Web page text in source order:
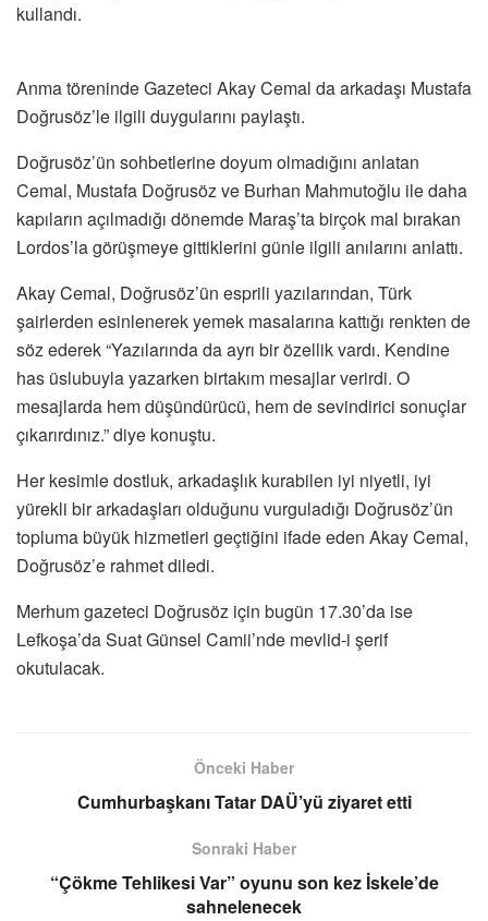
kullandı.
Anma töreninde Gazeteci Akay Cemal da arkadaşı Mustafa
Doğrusöz’le ilgili duygularını paylaştı.
Doğrusöz’ün sohbetlerine doyum olmadığını anlatan
Cemal, Mustafa Doğrusöz ve Burhan Mahmutoğlu ile daha
kapıların açılmadığı dönemde Maraş’ta birçok mal bırakan
Lordos’la görüşmeye gittiklerini günle ilgili anılarını anlattı.
Akay Cemal, Doğrusöz’ün esprili yazılarından, Türk
şairlerden esinlenerek yemek masalarına kattığı renkten de
söz ederek “Yazılarında da ayrı bir özellik vardı. Kendine
has üslubuyla yazarken birtakım mesajlar verirdi. O
mesajlarda hem düşündürücü, hem de sevindirici sonuçlar
çıkarırdınız.” diye konuştu.
Her kesimle dostluk, arkadaşlık kurabilen iyi niyetli, iyi
yürekli bir arkadaşları olduğunu vurguladığı Doğrusöz’ün
topluma büyük hizmetleri geçtiğini ifade eden Akay Cemal,
Doğrusöz’e rahmet diledi.
Merhum gazeteci Doğrusöz için bugün 17.30’da ise
Lefkoşa’da Suat Günsel Camii’nde mevlid-i şerif
okutulacak.
Önceki Haber
Cumhurbaşkanı Tatar DAÜ’yü ziyaret etti
Sonraki Haber
“Çökme Tehlikesi Var” oyunu son kez İskele’de
sahnelenecek